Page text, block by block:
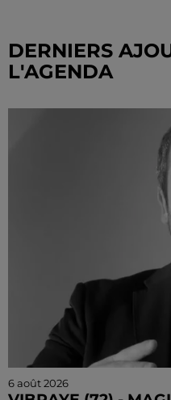
DERNIERS
L'AGENDA
6 août 2026